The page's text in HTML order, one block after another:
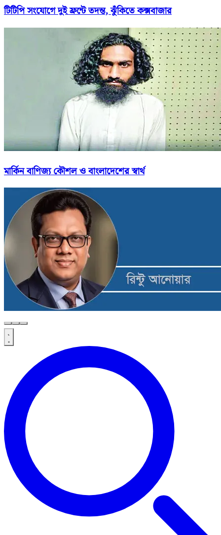
টিটিপি সংযোগে দুই ফ্রন্টে তদন্ত, ঝুঁকিতে কক্সবাজার
মার্কিন বাণিজ্য কৌশল ও বাংলাদেশের স্বার্থ